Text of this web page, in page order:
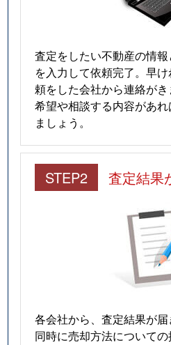
査定をしたい不動産の情
を入力して依頼完了。早
頼をした会社から連絡がき
希望や相談する内容があ
ましょう。
STEP2 査定結果
各会社から、査定結果が届
同時に売却方法について